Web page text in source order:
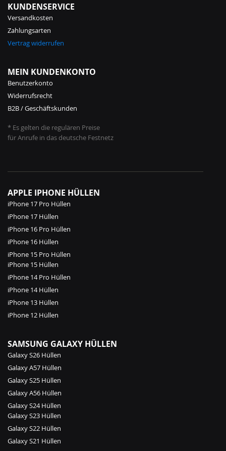
KUNDENSERVICE
Versandkosten
Zahlungsarten
Vertrag widerrufen
MEIN KUNDENKONTO
Benutzerkonto
Widerrufsrecht
B2B / Geschäftskunden
* Es gelten die regulären Preise
für Anrufe in das deutsche Festnetz
APPLE IPHONE HÜLLEN
iPhone 17 Pro Hüllen
iPhone 17 Hüllen
iPhone 16 Pro Hüllen
iPhone 16 Hüllen
iPhone 15 Pro Hüllen
iPhone 15 Hüllen
iPhone 14 Pro Hüllen
iPhone 14 Hüllen
iPhone 13 Hüllen
iPhone 12 Hüllen
SAMSUNG GALAXY HÜLLEN
Galaxy S26 Hüllen
Galaxy A57 Hüllen
Galaxy S25 Hüllen
Galaxy A56 Hüllen
Galaxy S24 Hüllen
Galaxy S23 Hüllen
Galaxy S22 Hüllen
Galaxy S21 Hüllen